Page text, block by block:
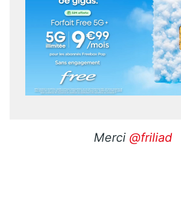
Merci @friliad